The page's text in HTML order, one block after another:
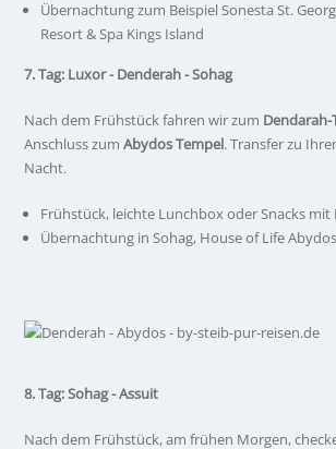
Übernachtung zum Beispiel Sonesta St.
Resort & Spa Kings Island
7. Tag: Luxor - Denderah - Sohag
Nach dem Frühstück fahren wir zum Dendarah-
Anschluss zum Abydos Tempel. Transfer zu
Nacht.
Frühstück, leichte Lunchbox oder Snacks mit
Übernachtung in Sohag, House of Life
8. Tag: Sohag - Assuit
Nach dem Frühstück, am frühen Morgen,